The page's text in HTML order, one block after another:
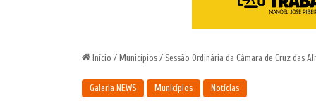
Início / Municípios / Sessão Ordinária da Câmara de Cruz das
Galeria NEWS Municípios Notícias